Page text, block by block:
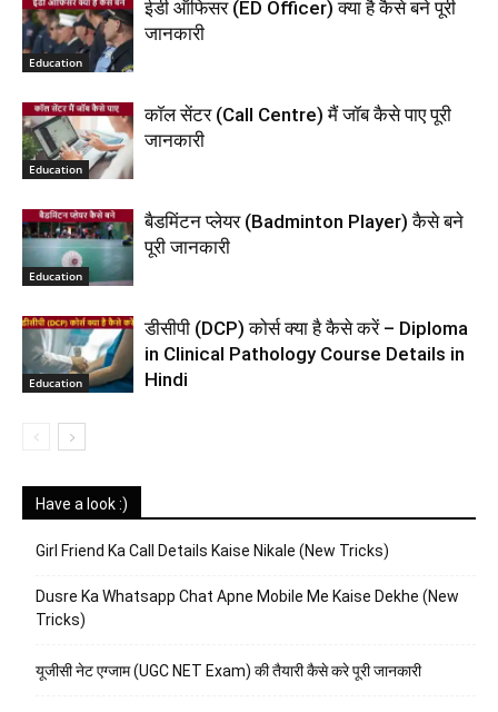
Education
ईडी ऑफिसर (ED Officer) क्या है कैसे बने पूरी
जानकारी
Education
कॉल सेंटर (Call Centre) मैं जॉब कैसे पाए पूरी
जानकारी
Education
बैडमिंटन प्लेयर (Badminton Player) कैसे बने
पूरी जानकारी
Education
डीसीपी (DCP) कोर्स क्या है कैसे करें – Diploma
in Clinical Pathology Course Details in
Hindi
Have a look :)
Girl Friend Ka Call Details Kaise Nikale (New Tricks)
Dusre Ka Whatsapp Chat Apne Mobile Me Kaise Dekhe (New
Tricks)
यूजीसी नेट एग्जाम (UGC NET Exam) की तैयारी कैसे करे पूरी जानकारी